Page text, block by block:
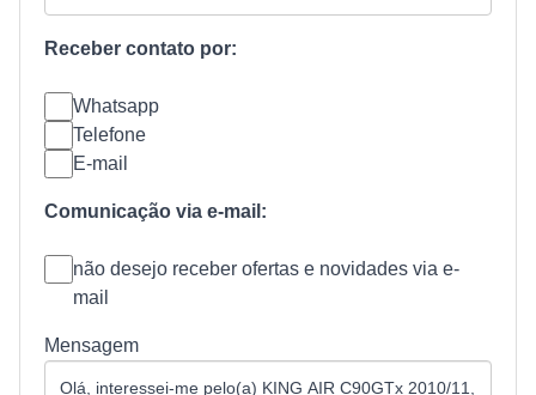
Receber contato por:
Whatsapp
Telefone
E-mail
Comunicação via e-mail:
não desejo receber ofertas e novidades via e-
mail
Mensagem